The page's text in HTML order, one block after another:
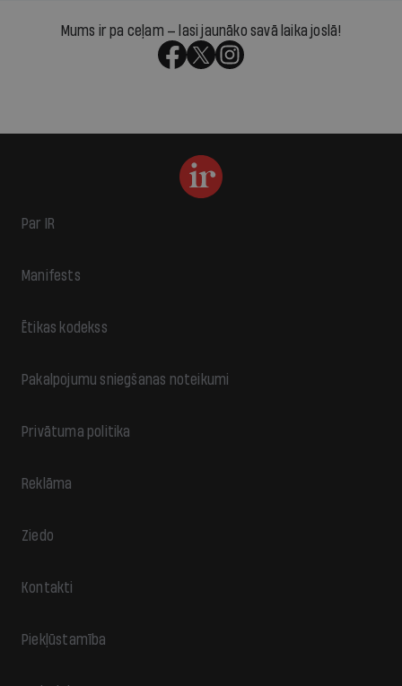
Mums ir pa ceļam — lasi jaunāko savā laika joslā!
Par IR
Manifests
Ētikas kodekss
Pakalpojumu sniegšanas noteikumi
Privātuma politika
Reklāma
Ziedo
Kontakti
Piekļūstamība